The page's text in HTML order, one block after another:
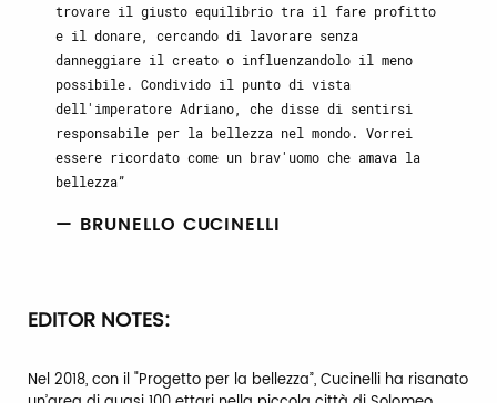
trovare il giusto equilibrio tra il fare profitto
e il donare, cercando di lavorare senza
danneggiare il creato o influenzandolo il meno
possibile. Condivido il punto di vista
dell'imperatore Adriano, che disse di sentirsi
responsabile per la bellezza nel mondo. Vorrei
essere ricordato come un brav'uomo che amava la
bellezza
— BRUNELLO CUCINELLI
EDITOR NOTES:
Nel 2018, con il "Progetto per la bellezza”, Cucinelli ha risanato